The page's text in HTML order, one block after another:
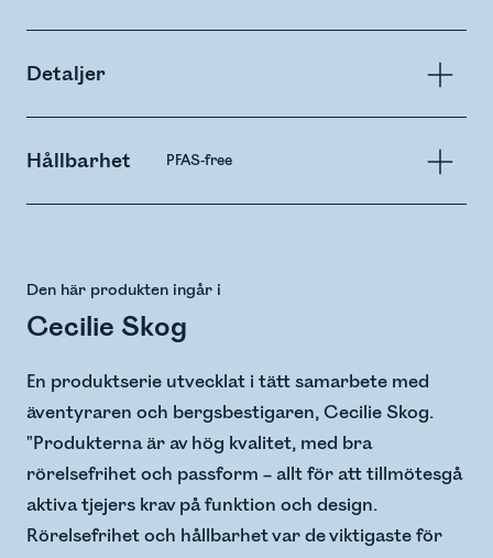
Detaljer
Hållbarhet PFAS-free
Den här produkten ingår i
Cecilie Skog
En produktserie utvecklat i tätt samarbete med
äventyraren och bergsbestigaren, Cecilie Skog.
"Produkterna är av hög kvalitet, med bra
rörelsefrihet och passform – allt för att tillmötesgå
aktiva tjejers krav på funktion och design.
Rörelsefrihet och hållbarhet var de viktigaste för